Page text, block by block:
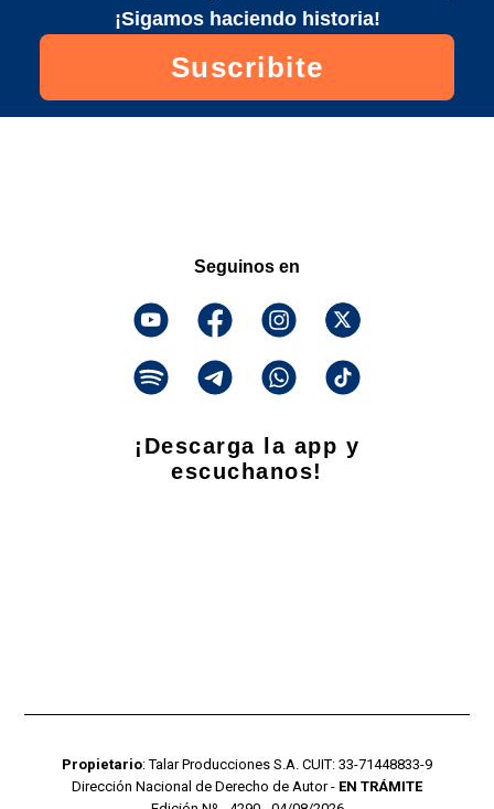
¡Sigamos haciendo historia!
Suscribite
Seguinos en
¡Descarga la app y
escuchanos!
Propietario: Talar Producciones S.A. CUIT: 33-71448833-9
Dirección Nacional de Derecho de Autor - EN TRÁMITE